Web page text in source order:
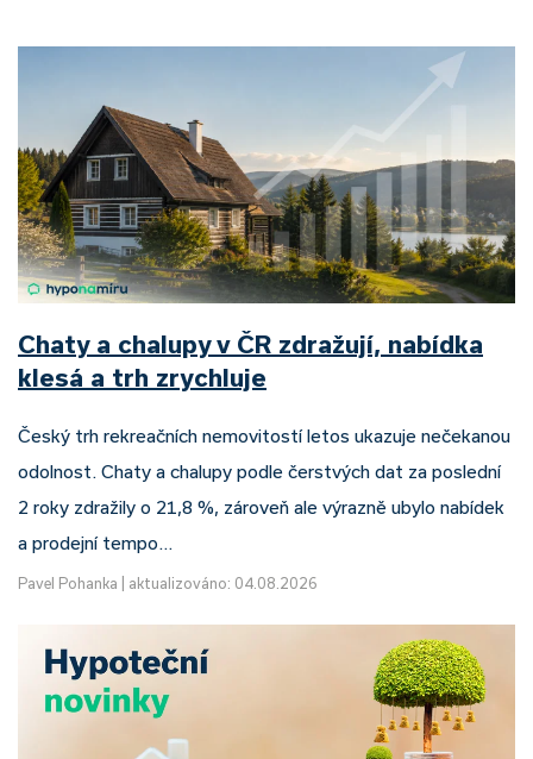
Chaty a chalupy v ČR zdražují, nabídka
klesá a trh zrychluje
Český trh rekreačních nemovitostí letos ukazuje nečekanou
odolnost. Chaty a chalupy podle čerstvých dat za poslední
2 roky zdražily o 21,8 %, zároveň ale výrazně ubylo nabídek
a prodejní tempo…
Pavel Pohanka aktualizováno: 04.08.2026